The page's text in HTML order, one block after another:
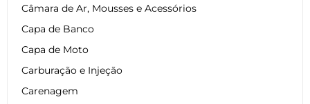
Câmara de Ar, Mousses e Acessórios
Capa de Banco
Capa de Moto
Carburação e Injeção
Carenagem